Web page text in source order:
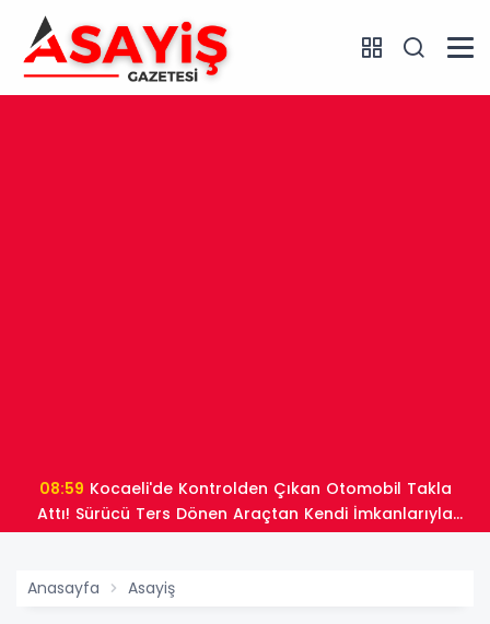
08:59
Attı! Sürücü Ters Dönen Araçtan Kendi İmkanlarıyla
Çıktı
Anasayfa Asayiş